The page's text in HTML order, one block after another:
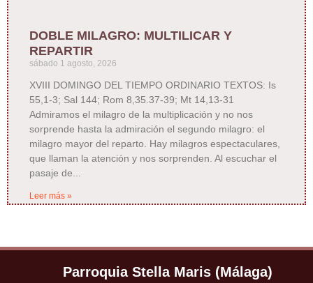
DOBLE MILAGRO: MULTILICAR Y
REPARTIR
sábado 1 agosto, 2026
XVIII DOMINGO DEL TIEMPO ORDINARIO TEXTOS: Is
55,1-3; Sal 144; Rom 8,35.37-39; Mt 14,13-31
Admiramos el milagro de la multiplicación y no nos
sorprende hasta la admiración el segundo milagro: el
milagro mayor del reparto. Hay milagros espectaculares,
que llaman la atención y nos sorprenden. Al escuchar el
pasaje de
Leer más »
Parroquia Stella Maris (Málaga)